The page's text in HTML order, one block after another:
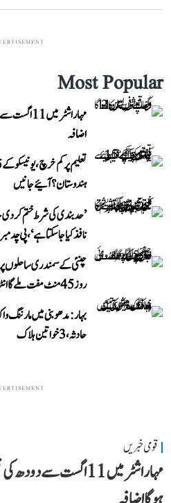
Most Popular
اضافہ
ہندوستان؟ آئیے جانیں
’حد بندی کی شرط ختم کر
نافذ کیا جا سکتا ہے‘، پی
چنئی کے سمندری ساحلوں پر
روز 45 منٹ مفت ملے گا انٹرنیٹ
بہار: مدھوبنی میں
حادثہ، 3 خواتین ہلاک
قومی خبریں